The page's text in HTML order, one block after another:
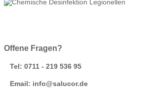
Offene Fragen?
Tel: 0711 - 219 536 95
Email: info@salucor.de